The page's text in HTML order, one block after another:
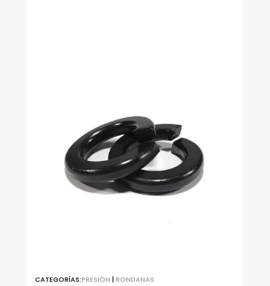
CATEGORÍAS:PRESIÓN |RONDANAS